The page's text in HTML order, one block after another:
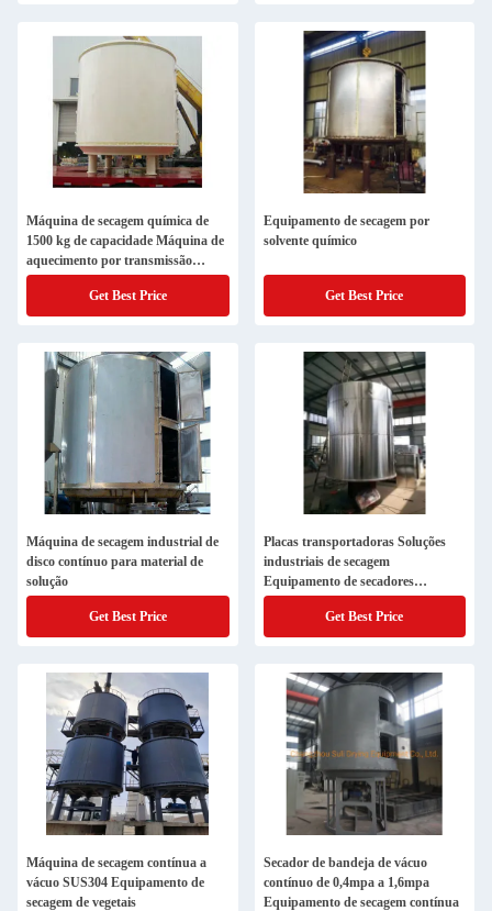
Máquina de secagem química de
1500 kg de capacidade Máquina de
aquecimento por transmissão
Secadora industrial
Get Best Price
Equipamento de secagem por
solvente químico
Get Best Price
Máquina de secagem industrial de
disco contínuo para material de
solução
Get Best Price
Placas transportadoras Soluções
industriais de secagem
Equipamento de secadores
químicos inorgânicos
Get Best Price
Máquina de secagem contínua a
vácuo SUS304 Equipamento de
secagem de vegetais
Secador de bandeja de vácuo
contínuo de 0,4mpa a 1,6mpa
Equipamento de secagem contínua